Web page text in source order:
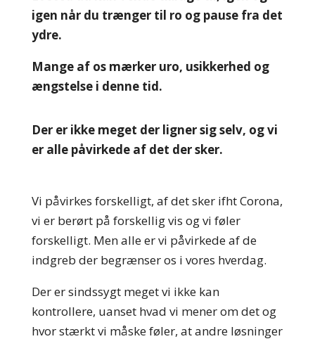
igen når du trænger til ro og pause fra det
ydre.
Mange af os mærker uro, usikkerhed og
ængstelse i denne tid.
Der er ikke meget der ligner sig selv, og vi
er alle påvirkede af det der sker.
Vi påvirkes forskelligt, af det sker ifht Corona,
vi er berørt på forskellig vis og vi føler
forskelligt. Men alle er vi påvirkede af de
indgreb der begrænser os i vores hverdag.
Der er sindssygt meget vi ikke kan
kontrollere, uanset hvad vi mener om det og
hvor stærkt vi måske føler, at andre løsninger